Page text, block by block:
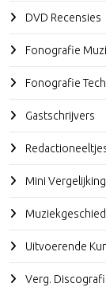
DVD Recensies
Fonografie
Fonografie
Gastschrijvers
Mini
Uitvoerende
Verg.